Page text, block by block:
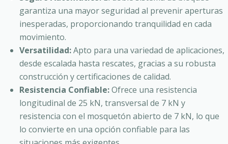
garantiza una mayor seguridad al prevenir aperturas
inesperadas, proporcionando tranquilidad en cada
movimiento.
Versatilidad:Apto para una variedad de aplicaciones,
desde escalada hasta rescates, gracias a su robusta
construcción y certificaciones de calidad.
Resistencia Confiable:Ofrece una resistencia
longitudinal de 25 kN, transversal de 7 kN y
resistencia con el mosquetón abierto de 7 kN, lo que
lo convierte en una opción confiable para las